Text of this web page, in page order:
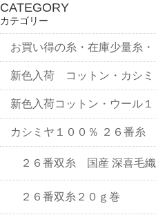
CATEGORY
カテゴリー
お買い得の糸・在庫少量糸・
試作品
新色入荷 コットン・カシミ
ヤ ７５番糸3ply
新色入荷コットン・ウール１
２番双糸
カシミヤ１００％ ２６番糸
２６番双糸 国産 深喜毛織
(株) の紡績糸
２６番双糸２０ｇ巻